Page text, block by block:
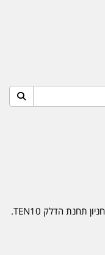
האילן 4 אור עקיבא - מתחם העסקים ''מבנה'' חניון תחנת הדלק TEN10.